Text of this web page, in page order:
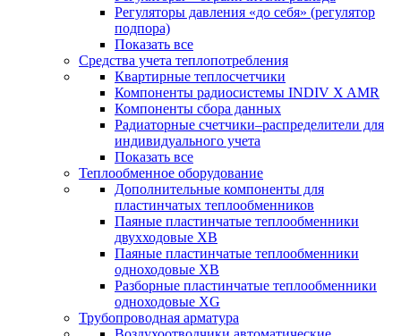
Регуляторы давления «до себя» (регулятор
подпора)
Показать все
Средства учета теплопотребления
Квартирные теплосчетчики
Компоненты радиосистемы INDIV X AMR
Компоненты сбора данных
Радиаторные счетчики–распределители для
индивидуального учета
Показать все
Теплообменное оборудование
Дополнительные компоненты для
пластинчатых теплообменников
Паяные пластинчатые теплообменники
двухходовые XB
Паяные пластинчатые теплообменники
одноходовые ХВ
Разборные пластинчатые теплообменники
одноходовые ХG
Трубопроводная арматура